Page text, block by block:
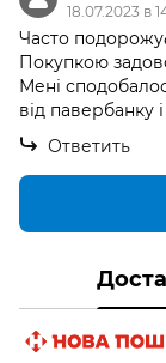
18.07.2023 в
Часто
Покупкою
Мені
від павербанку
Ответить